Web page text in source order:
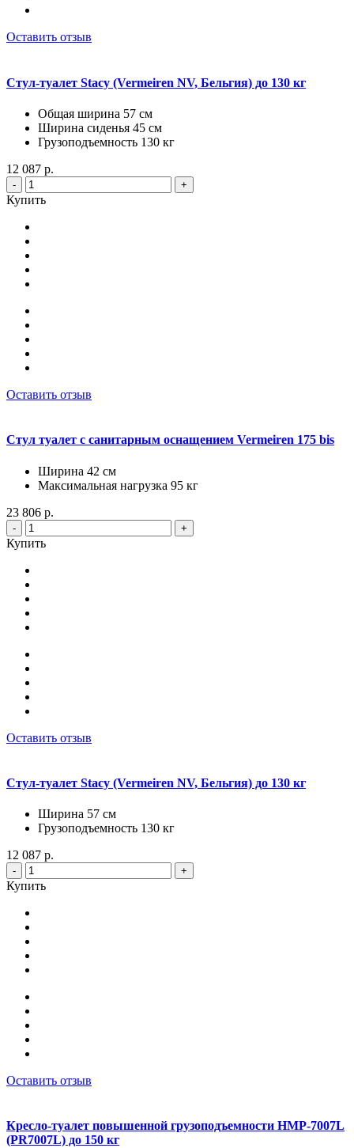
Оставить отзыв
Стул-туалет Stacy (Vermeiren NV, Бельгия) до 130 кг
Общая ширина 57 см
Ширина сиденья 45 см
Грузоподъемность 130 кг
12 087 р.
- +
Купить
Оставить отзыв
Стул туалет с санитарным оснащением Vermeiren 175 bis
Ширина 42 см
Максимальная нагрузка 95 кг
23 806 р.
- +
Купить
Оставить отзыв
Стул-туалет Stacy (Vermeiren NV, Бельгия) до 130 кг
Ширина 57 см
Грузоподъемность 130 кг
12 087 р.
- +
Купить
Оставить отзыв
Кресло-туалет повышенной грузоподъемности HMP-7007L
(PR7007L) до 150 кг